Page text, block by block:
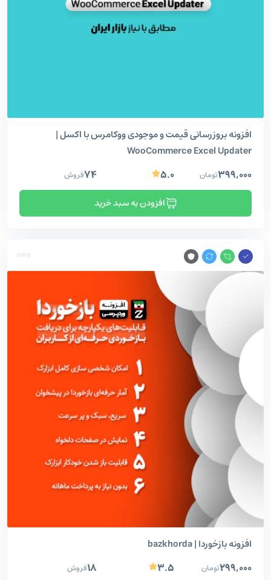
افزونه بروزرسانی قیمت و موجودی ووکامرس با اکسل |
WooCommerce Excel Updater
۳۹۹,۰۰۰تومان ۵.۰ ۷۴فروش
افزودن به سبد خرید
افزونه بازخوردا | bazkhorda
۲۹۹,۰۰۰تومان ۳.۵ ۱۸فروش